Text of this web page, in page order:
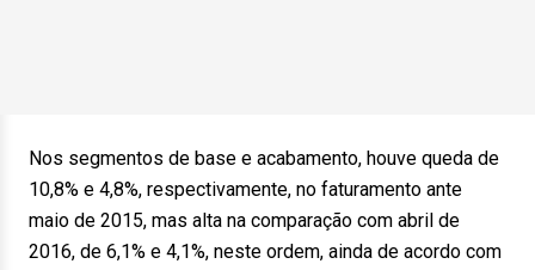
Nos segmentos de base e acabamento, houve queda de
10,8% e 4,8%, respectivamente, no faturamento ante
maio de 2015, mas alta na comparação com abril de
2016, de 6,1% e 4,1%, neste ordem, ainda de acordo com